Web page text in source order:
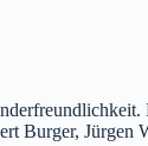
Burger, Jürgen